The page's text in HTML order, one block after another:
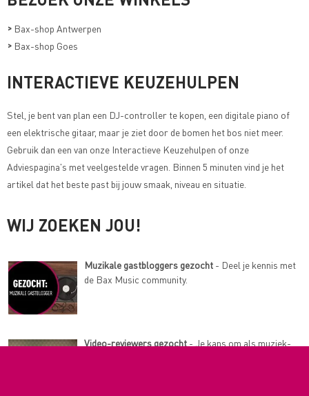
> Bax-shop Antwerpen
> Bax-shop Goes
INTERACTIEVE KEUZEHULPEN
Stel, je bent van plan een DJ-controller te kopen, een digitale piano of
een elektrische gitaar, maar je ziet door de bomen het bos niet meer.
Gebruik dan een van onze Interactieve Keuzehulpen of onze
Adviespagina's met veelgestelde vragen . Binnen 5 minuten vind je het
artikel dat het beste past bij jouw smaak, niveau en situatie.
WIJ ZOEKEN JOU!
Muzikale gastbloggers gezocht - Deel je kennis met
de Bax Music community.
Video-reviewers gezocht - Je kans om als muziek-